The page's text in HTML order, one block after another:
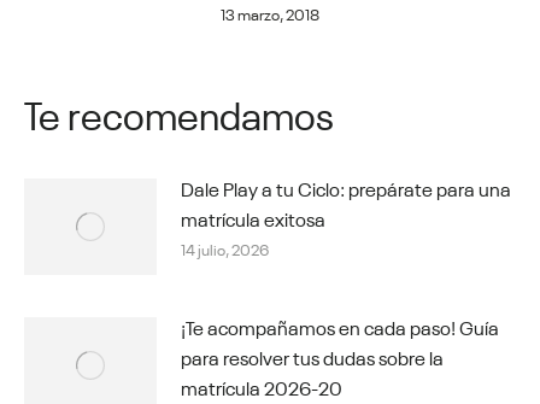
13 marzo, 2018
Te recomendamos
Dale Play a tu Ciclo: prepárate para una
matrícula exitosa
14 julio, 2026
¡Te acompañamos en cada paso! Guía
para resolver tus dudas sobre la
matrícula 2026-20